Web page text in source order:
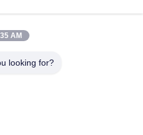
Gartenlichter, Farblichter,
AM
looking for?